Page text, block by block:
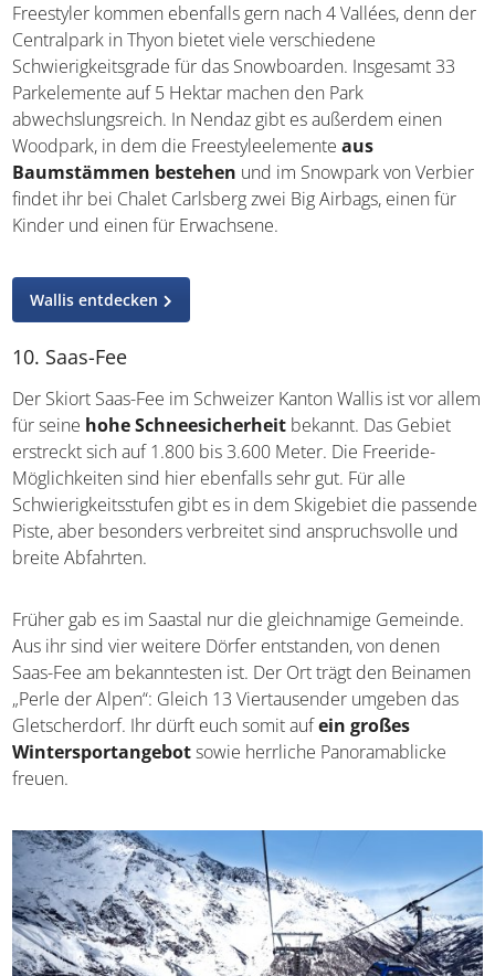
Freestyler kommen ebenfalls gern nach 4 Vallées, denn der
Centralpark in Thyon bietet viele verschiedene
Schwierigkeitsgrade für das Snowboarden. Insgesamt 33
Parkelemente auf 5 Hektar machen den Park
abwechslungsreich. In Nendaz gibt es außerdem einen
Woodpark, in dem die Freestyleelementeaus
Baumstämmen bestehen und im Snowpark von Verbier
findet ihr bei Chalet Carlsberg zwei Big Airbags, einen für
Kinder und einen für Erwachsene.
Wallis entdecken
10. Saas-Fee
Der Skiort Saas-Fee im Schweizer Kanton Wallis ist vor allem
für seine hohe Schneesicherheit bekannt. Das Gebiet
erstreckt sich auf 1.800 bis 3.600 Meter. Die Freeride-
Möglichkeiten sind hier ebenfalls sehr gut. Für alle
Schwierigkeitsstufen gibt es in dem Skigebiet die passende
Piste, aber besonders verbreitet sind anspruchsvolle und
breite Abfahrten.
Früher gab es im Saastal nur die gleichnamige Gemeinde.
Aus ihr sind vier weitere Dörfer entstanden, von denen
Saas-Fee am bekanntesten ist. Der Ort trägt den Beinamen
„Perle der Alpen“: Gleich 13 Viertausender umgeben das
Gletscherdorf. Ihr dürft euch somit aufein großes
Wintersportangebotsowie herrliche Panoramablicke
freuen.